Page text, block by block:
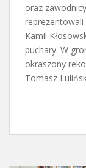
oraz
reprezentowali
Kamil
puchary. W
okraszony
Tomasz